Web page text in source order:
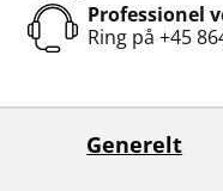
Professionel
Ring på +45
Generelt